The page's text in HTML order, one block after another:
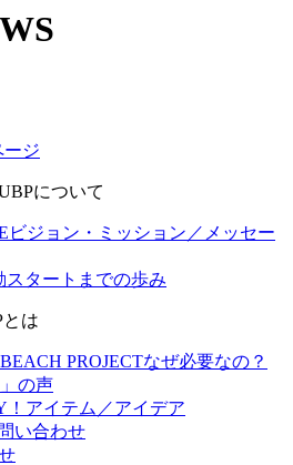
ージ
について
ビジョン・ミッション／メッセー
スタートまでの歩み
は
PROJECTなぜ必要なの？
の声
アイテム／アイデア
い合わせ